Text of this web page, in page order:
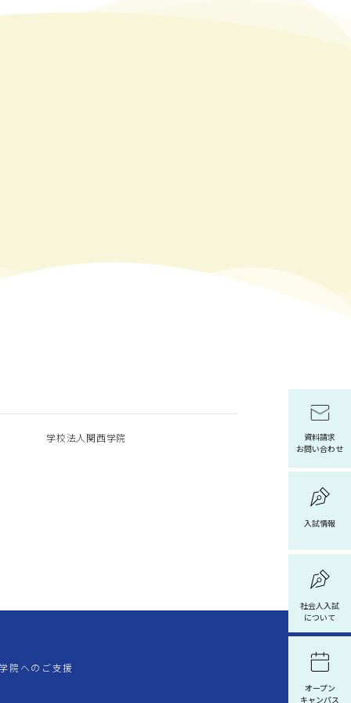
資料請求
お問い合わせ
入試情報
社会人入試
について
オープン
キャンパス
学校法人関西学院
院へのご支援